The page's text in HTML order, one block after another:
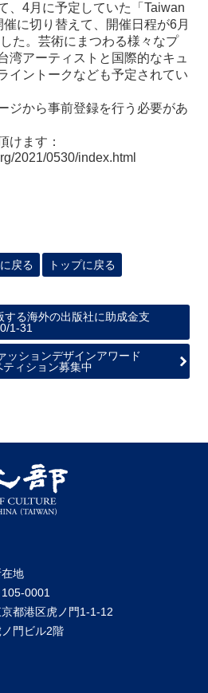
、4月に予定していた「Taiwan
に切り替えて、開催日程が6月
た。芸術にまつわる様々なプ
湾アーティストと国際的なキュ
イントークなども予定されてい
ジから事前登録を行う必要があ
けます：
2021/0530/index.html
戻る トップに戻る
する海外の出版社に助成金支
1-31
ッションデザインアワード
ティション募集中
在地
105-0001
都港区虎ノ門1-1-12
ノ門ビル2階